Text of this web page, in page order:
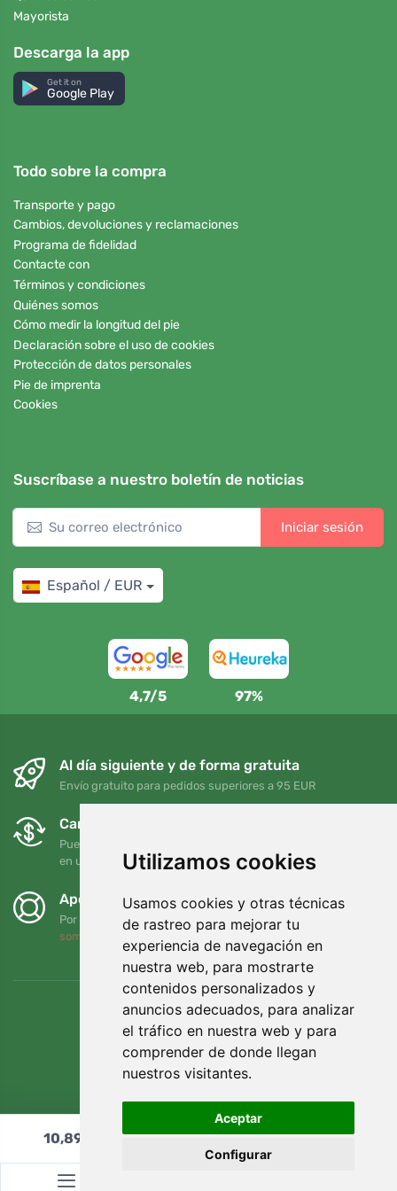
Utilizamos cookies
Usamos cookies y otras técnicas
de rastreo para mejorar tu
experiencia de navegación en
nuestra web, para mostrarte
contenidos personalizados y
anuncios adecuados, para analizar
el tráfico en nuestra web y para
comprender de donde llegan
nuestros visitantes.
Aceptar
Configurar
Mayorista
Descarga la app
Get it on
Google Play
Todo sobre la compra
Transporte y pago
Cambios, devoluciones y reclamaciones
Programa de fidelidad
Contacte con
Términos y condiciones
Quiénes somos
Cómo medir la longitud del pie
Declaración sobre el uso de cookies
Protección de datos personales
Pie de imprenta
Cookies
Suscríbase a nuestro boletín de noticias
Iniciar sesión
Español / EUR
4,7/5 97%
Al día siguiente y de forma gratuita
Envío gratuito para pedidos superiores a 95 EUR
Cambios y devoluciones gratuitos
Puede devolver o cambiar su pedido en cualquier momento
en un plazo de 90 días
Apoyamos a Trees.org
Por cada pedido plantamos un árbol. Leer más
somos
10,89 Añadir al carrito